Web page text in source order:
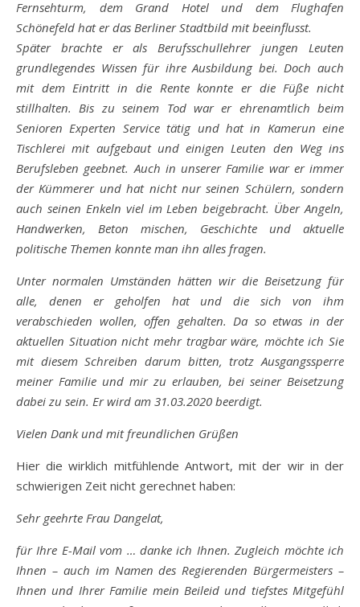
Fernsehturm, dem Grand Hotel und dem Flughafen
Schönefeld hat er das Berliner Stadtbild mit beeinflusst.
Später brachte er als Berufsschullehrer jungen Leuten
grundlegendes Wissen für ihre Ausbildung bei. Doch auch
mit dem Eintritt in die Rente konnte er die Füße nicht
stillhalten. Bis zu seinem Tod war er ehrenamtlich beim
Senioren Experten Service tätig und hat in Kamerun eine
Tischlerei mit aufgebaut und einigen Leuten den Weg ins
Berufsleben geebnet. Auch in unserer Familie war er immer
der Kümmerer und hat nicht nur seinen Schülern, sondern
auch seinen Enkeln viel im Leben beigebracht. Über Angeln,
Handwerken, Beton mischen, Geschichte und aktuelle
politische Themen konnte man ihn alles fragen.
Unter normalen Umständen hätten wir die Beisetzung für
alle, denen er geholfen hat und die sich von ihm
verabschieden wollen, offen gehalten. Da so etwas in der
aktuellen Situation nicht mehr tragbar wäre, möchte ich Sie
mit diesem Schreiben darum bitten, trotz Ausgangssperre
meiner Familie und mir zu erlauben, bei seiner Beisetzung
dabei zu sein. Er wird am 31.03.2020 beerdigt.
Vielen Dank und mit freundlichen Grüßen
Hier die wirklich mitfühlende Antwort, mit der wir in der
schwierigen Zeit nicht gerechnet haben:
Sehr geehrte Frau Dangelat,
für Ihre E-Mail vom … danke ich Ihnen. Zugleich möchte ich
Ihnen – auch im Namen des Regierenden Bürgermeisters –
Ihnen und Ihrer Familie mein Beileid und tiefstes Mitgefühl